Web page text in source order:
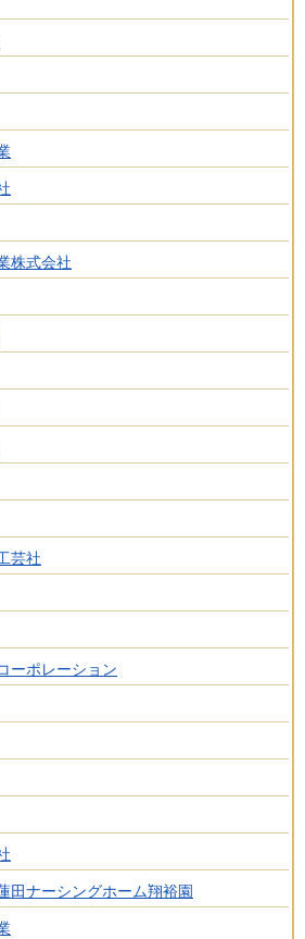
株式会社
芸社
ーポレーション
田ナーシングホーム翔裕園